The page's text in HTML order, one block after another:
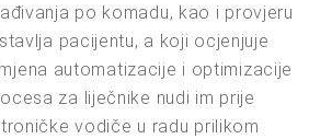
po komadu, kao i provjeru
pacijentu, a koji ocjenjuje
automatizacije i optimizacije
za liječnike nudi im prije
vodiče u radu prilikom